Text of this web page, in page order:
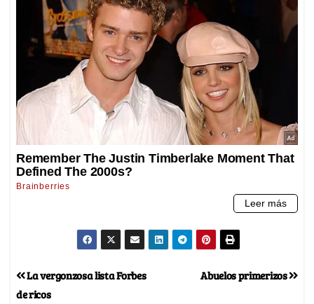
Abuelos primerizos
La vergonzosa lista Forbes
de ricos